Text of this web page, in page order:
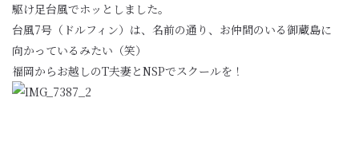
駆け足台風でホッとしました。
台風7号（ドルフィン）は、名前の通り、お仲間のいる御蔵島に
向かっているみたい（笑）
福岡からお越しのT夫妻とNSPでスクールを！